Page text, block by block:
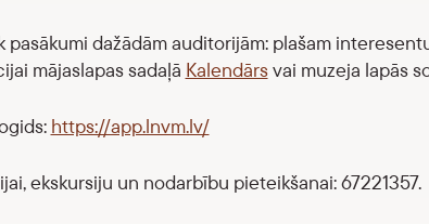
pasākumi dažādām auditorijām: plašam
mājaslapas sadaļā Kalendārsvai muzeja lapās
https://app.lnvm.lv/
ekskursiju un nodarbību pieteikšanai: 67221357.